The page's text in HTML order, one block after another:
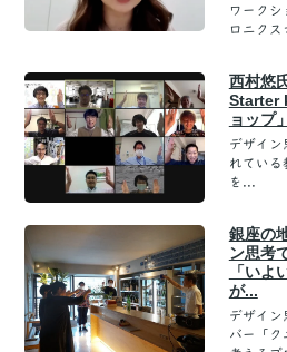
ワークシ
ロニク
西村悠
Starter
ョップ
デザイン
れてい
を...
銀座の
ン思考
「いよ
が...
デザイン
バー「ク